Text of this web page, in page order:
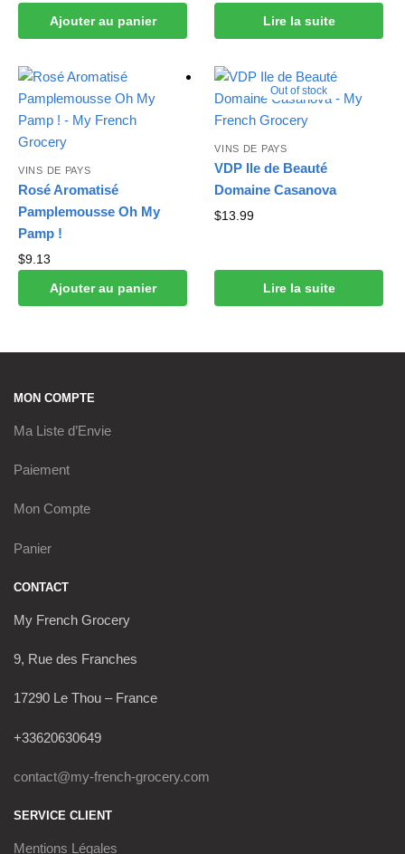
Ajouter au panier
Lire la suite
VINS DE PAYS
Rosé Aromatisé
Pamplemousse Oh My
Pamp !
$9.13
Ajouter au panier
Out of stock
VINS DE PAYS
VDP Ile de Beauté
Domaine Casanova
$13.99
Lire la suite
MON COMPTE
Ma Liste d’Envie
Paiement
Mon Compte
Panier
CONTACT
My French Grocery
9, Rue des Franches
17290 Le Thou – France
+33620630649
contact@my-french-grocery.com
SERVICE CLIENT
Mentions Légales